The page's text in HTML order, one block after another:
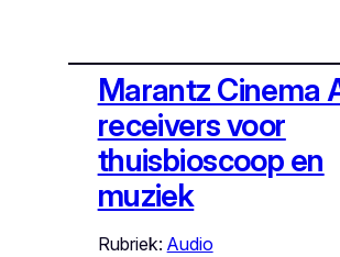
Marantz Cinema
receivers voor
thuisbioscoop en
muziek
Rubriek: Audio